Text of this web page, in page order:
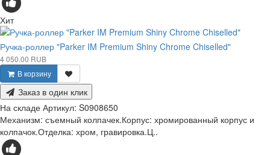
Хит
Ручка-роллер "Parker IM Premium Shiny Chrome Chiselled"
4 050.00 RUB
В корзину
Заказ в один клик
На складе Артикул: S0908650
Механизм: съемный колпачек.Корпус: хромированный корпус и
колпачок.Отделка: хром, гравировка.Ц..